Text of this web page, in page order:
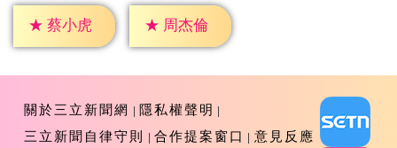
★ 蔡小虎 ★ 周杰倫
關於三立新聞網
隱私權聲明
三立新聞自律守則
合作提案窗口 意見反應